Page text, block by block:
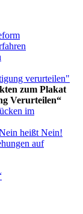
verurteilen"
zum Plakat
Verurteilen“
im
heißt Nein!
auf